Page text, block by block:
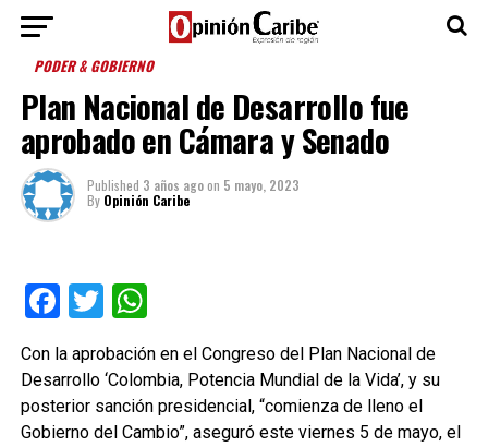
PODER & GOBIERNO
Plan Nacional de Desarrollo fue
aprobado en Cámara y Senado
Published 3 años agoon 5 mayo, 2023
By Opinión Caribe
Facebook
TwitterWhatsApp
Con la aprobación en el Congreso del Plan Nacional de
Desarrollo ‘Colombia, Potencia Mundial de la Vida’, y su
posterior sanción presidencial, “comienza de lleno el
Gobierno del Cambio”, aseguró este viernes 5 de mayo, el